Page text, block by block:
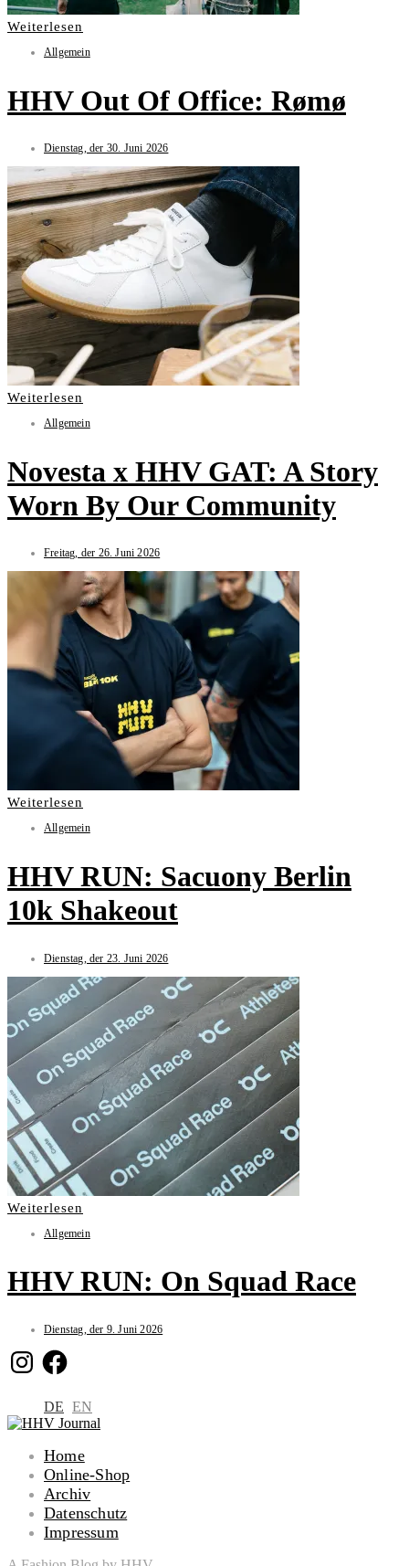
Weiterlesen
Allgemein
HHV Out Of Office: Rømø
Dienstag, der 30. Juni 2026
Weiterlesen
Allgemein
Novesta x HHV GAT: A Story
Worn By Our Community
Freitag, der 26. Juni 2026
Weiterlesen
Allgemein
HHV RUN: Sacuony Berlin
10k Shakeout
Dienstag, der 23. Juni 2026
Weiterlesen
Allgemein
HHV RUN: On Squad Race
Dienstag, der 9. Juni 2026
InstagramFacebook
DE EN
Home
Online-Shop
Archiv
Datenschutz
Impressum